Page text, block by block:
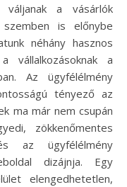
a vásárlók
is előnybe
néhány hasznos
vállalkozásoknak a
Az ügyfélélmény
tényező az
ma már nem csupán
zökkenőmentes
az ügyfélélmény
dizájnja. Egy
elengedhetetlen,